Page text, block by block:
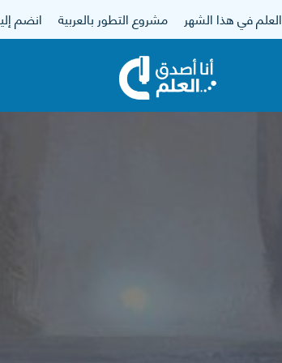
العلم في هذا الشهر مشروع التطور بالعربية انضم